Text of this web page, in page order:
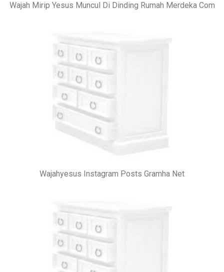
Wajah Mirip Yesus Muncul Di Dinding Rumah Merdeka Com
Wajahyesus Instagram Posts Gramha Net